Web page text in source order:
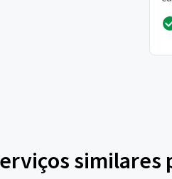
similares